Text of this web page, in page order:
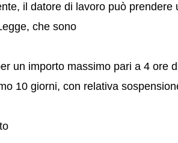
il datore di lavoro può prendere
che sono
un importo massimo pari a 4 ore
10 giorni, con relativa